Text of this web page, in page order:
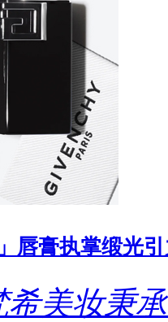
唇膏执掌缎光
希美妆秉